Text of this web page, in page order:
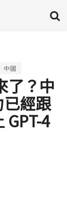
中國
了？中
已經跟
GPT-4